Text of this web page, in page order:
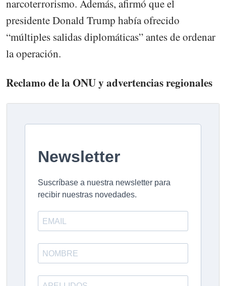
narcoterrorismo. Además, afirmó que el
presidente Donald Trump había ofrecido
“múltiples salidas diplomáticas” antes de ordenar
la operación.
Reclamo de la ONU y advertencias regionales